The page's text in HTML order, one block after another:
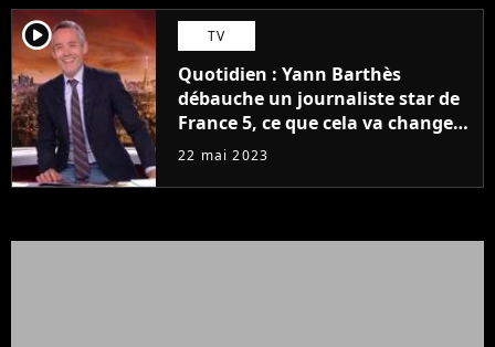
player2 TV
Quotidien : Yann Barthès
débauche un journaliste star de
France 5, ce que cela va changer
à la rentrée
22 mai 2023